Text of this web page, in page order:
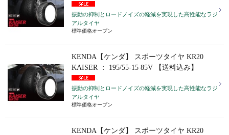
振動の抑制とロードノイズの軽減を実現した高性能なラジ
アルタイヤ
標準価格オープン
KENDA【ケンダ】 スポーツタイヤ KR20
KAISER ： 195/55-15 85V 【送料込み】
振動の抑制とロードノイズの軽減を実現した高性能なラジ
アルタイヤ
標準価格オープン
KENDA【ケンダ】 スポーツタイヤ KR20